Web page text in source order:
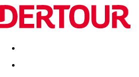
Destinatii Vacanta perfecta